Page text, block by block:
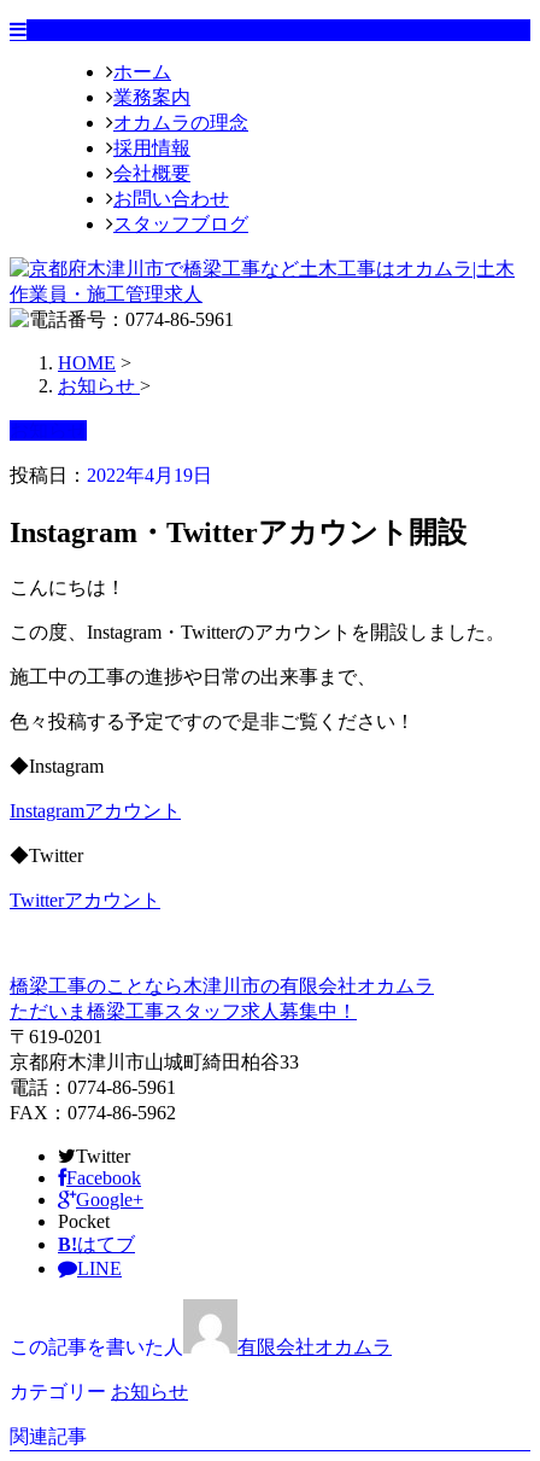
ホーム
業務案内
オカムラの理念
採用情報
会社概要
お問い合わせ
スタッフブログ
HOME >
お知らせ >
投稿日： 2022年4月19日
Instagram・Twitterアカウント開設
こんにちは！
この度、Instagram・Twitterのアカウントを開設しました。
施工中の工事の進捗や日常の出来事まで、
色々投稿する予定ですので是非ご覧ください！
◆Instagram
Instagramアカウント
◆Twitter
Twitterアカウント
橋梁工事のことなら木津川市の有限会社オカムラ
ただいま橋梁工事スタッフ求人募集中！
〒619-0201
京都府木津川市山城町綺田柏谷33
電話：0774-86-5961
FAX：0774-86-5962
Twitter
Facebook
Google+
Pocket
B!はてブ
LINE
この記事を書いた人 有限会社オカムラ
カテゴリー お知らせ
関連記事